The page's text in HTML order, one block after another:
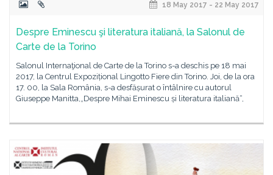
18 May 2017 - 22 May 2017
Despre Eminescu şi literatura italiană, la Salonul de
Carte de la Torino
Salonul Internaţional de Carte de la Torino s-a deschis pe 18 mai
2017, la Centrul Expozițional Lingotto Fiere din Torino. Joi, de la ora
17. 00, la Sala România, s-a desfășurat o întâlnire cu autorul
Giuseppe Manitta,„Despre Mihai Eminescu și literatura italiană“,